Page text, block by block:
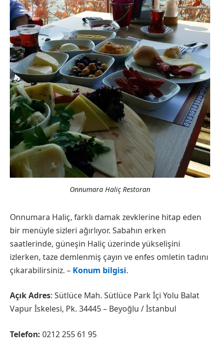
Onnumara Haliç Restoran
Onnumara Haliç, farklı damak zevklerine hitap eden
bir menüyle sizleri ağırlıyor. Sabahın erken
saatlerinde, güneşin Haliç üzerinde yükselişini
izlerken, taze demlenmiş çayın ve enfes omletin tadını
çıkarabilirsiniz. – Konum bilgisi.
Açık Adres: Sütlüce Mah. Sütlüce Park İçi Yolu Balat
Vapur İskelesi, Pk. 34445 – Beyoğlu / İstanbul
Telefon: 0212 255 61 95